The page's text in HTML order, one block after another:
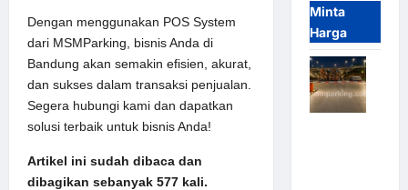
Dengan menggunakan POS System
dari MSMParking, bisnis Anda di
Bandung akan semakin efisien, akurat,
dan sukses dalam transaksi penjualan.
Segera hubungi kami dan dapatkan
solusi terbaik untuk bisnis Anda!
Artikel ini sudah dibaca dan
dibagikan sebanyak 577 kali.
Minta
Harga